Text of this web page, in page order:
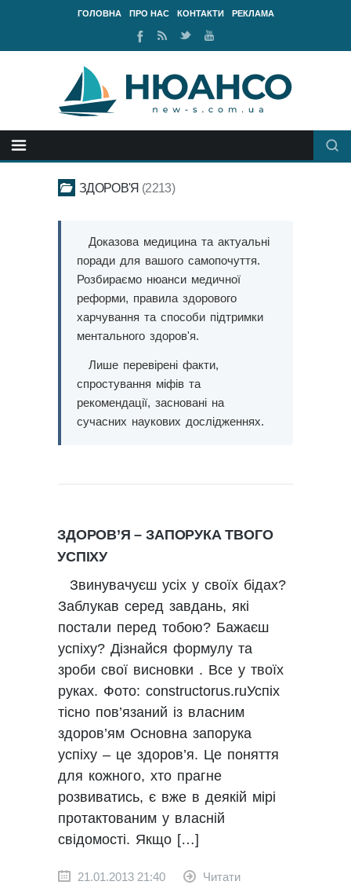
ГОЛОВНА ПРО НАС КОНТАКТИ РЕКЛАМА
Ми
у
RSS
стрічка
Ми
Наш
канал
ЗДОРОВ'Я 2213
Доказова медицина та актуальні
поради для вашого самопочуття.
Розбираємо нюанси медичної
реформи, правила здорового
харчування та способи підтримки
ментального здоров'я.
Лише перевірені факти,
спростування міфів та
рекомендації, засновані на
сучасних наукових дослідженнях.
ЗДОРОВ’Я – ЗАПОРУКА ТВОГО
УСПІХУ
Звинувачуєш усіх у своїх бідах?
Заблукав серед завдань, які
постали перед тобою? Бажаєш
успіху? Дізнайся формулу та
зроби свої висновки . Все у твоїх
руках. Фото: constructorus.ruУспіх
тісно пов’язаний із власним
здоров’ям Основна запорука
успіху – це здоров’я. Це поняття
для кожного, хто прагне
розвиватись, є вже в деякій мірі
протактованим у власній
свідомості. Якщо […]
21.01.2013 21:40 Читати